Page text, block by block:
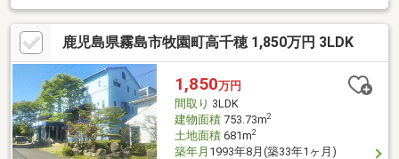
鹿児島県霧島市牧園町高千穂 1,850万円 3LDK
1,850万円
間取り 3LDK
建物面積753.73m2
土地面積681m2
築年月 1993年8月(築33年1ヶ月)